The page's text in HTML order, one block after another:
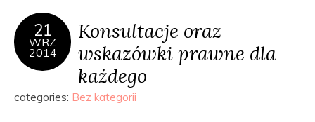
21
WRZ
2014
Konsultacje oraz
wskazówki prawne dla
każdego
categories: Bez kategorii